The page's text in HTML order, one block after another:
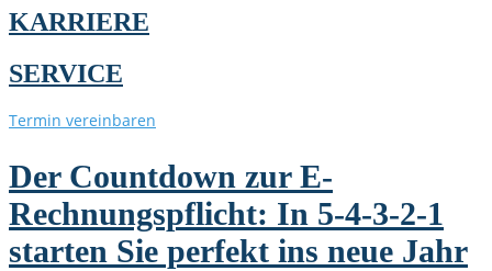
KARRIERE
SERVICE
Termin vereinbaren
Der Countdown zur E-
Rechnungspflicht: In 5-4-3-2-1
starten Sie perfekt ins neue Jahr